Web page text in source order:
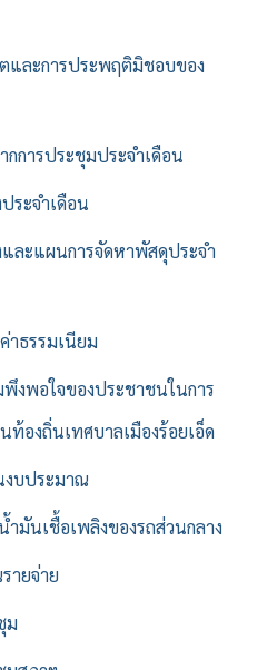
และการประพฤติมิชอบของ
การประชุมประจำเดือน
ระจำเดือน
ละแผนการจัดหาพัสดุประจำ
าธรรมเนียม
งพอใจของประชาชนในการ
ท้องถิ่นเทศบาลเมืองร้อยเอ็ด
งบประมาณ
มันเชื้อเพลิงของรถส่วนกลาง
ายจ่าย
ม